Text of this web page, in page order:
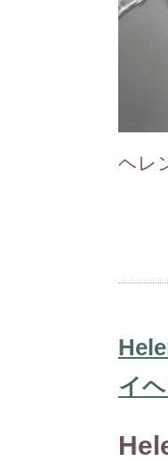
ヘレ
イ